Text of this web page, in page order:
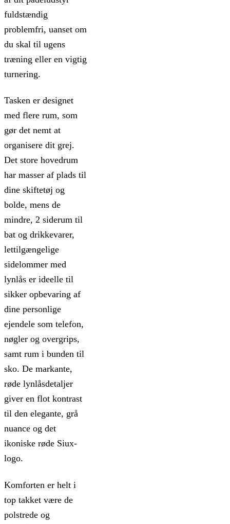
fuldstændig
problemfri, uanset om
du skal til ugens
træning eller en vigtig
turnering.
Tasken er designet
med flere rum, som
gør det nemt at
organisere dit grej.
Det store hovedrum
har masser af plads til
dine skiftetøj og
bolde, mens de
mindre, 2 siderum til
bat og drikkevarer,
lettilgængelige
sidelommer med
lynlås er ideelle til
sikker opbevaring af
dine personlige
ejendele som telefon,
nøgler og overgrips,
samt rum i bunden til
sko. De markante,
røde lynlåsdetaljer
giver en flot kontrast
til den elegante, grå
nuance og det
ikoniske røde Siux-
logo.
Komforten er helt i
top takket være de
polstrede og